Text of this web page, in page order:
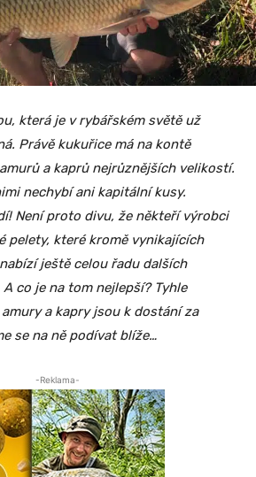
která je v rybářském světě už
Právě kukuřice má na kontě
a kaprů nejrůznějších velikostí.
nechybí ani kapitální kusy.
Není proto divu, že někteří výrobci
pelety, které kromě vynikajících
ještě celou řadu dalších
co je na tom nejlepší? Tyhle
a kapry jsou k dostání za
se na ně podívat blíže…
-Reklama-